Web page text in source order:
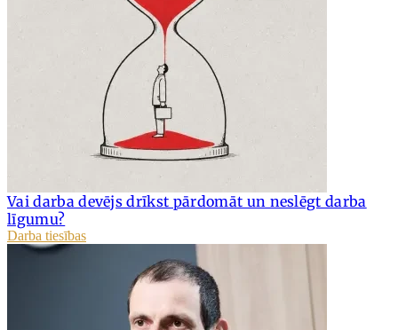
Vai darba devējs drīkst pārdomāt un neslēgt darba
līgumu?
Darba tiesības